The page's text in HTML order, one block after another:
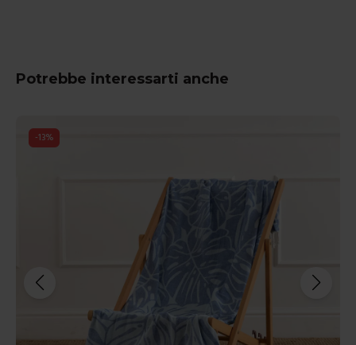
Potrebbe interessarti anche
-13%